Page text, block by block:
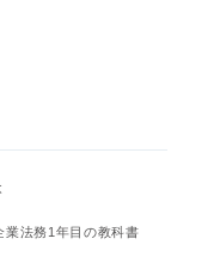
業法務1年目の教科書